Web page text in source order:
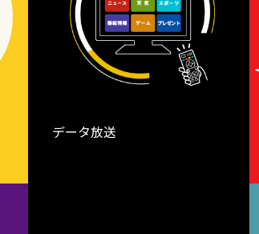
データ放送